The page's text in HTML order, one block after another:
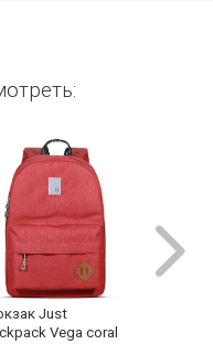
Just
Vega coral